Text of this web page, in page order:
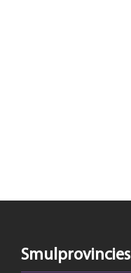
Smulprovincies